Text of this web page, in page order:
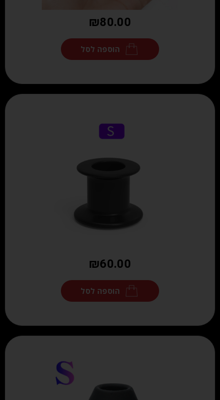
₪80.00
הוספה לסל
₪60.00
הוספה לסל